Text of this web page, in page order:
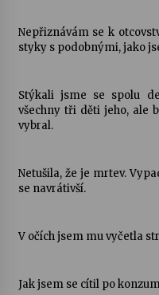
Letní
Jenakaši
Letní
Nepřiznávám se k
styky s podobnými, jako
Stýkali jsme se spolu
všechny tři děti jeho, ale
vybral.
Netušila, že je mrtev.
se navrátivší.
V očích jsem mu vyčetla
Jak jsem se cítil po